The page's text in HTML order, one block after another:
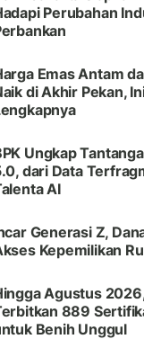
Perubahan
Emas Antam
di Akhir Pekan,
Ungkap
dari Data
AI
Generasi Z,
Kepemilikan
Agustus
889
Benih Unggul